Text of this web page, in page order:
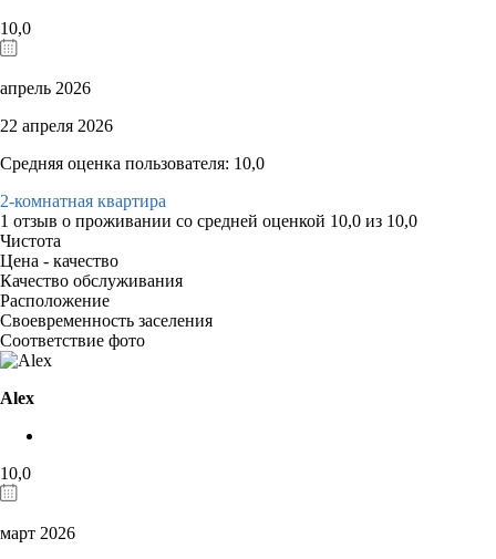
10,0
апрель 2026
22 апреля 2026
Средняя оценка пользователя: 10,0
2-комнатная квартира
1 отзыв о проживании со средней оценкой 10,0 из 10,0
Чистота
Цена - качество
Качество обслуживания
Расположение
Своевременность заселения
Соответствие фото
Alex
10,0
март 2026